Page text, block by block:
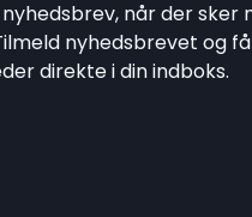
når der sker
nyhedsbrevet og
direkte i din indboks.